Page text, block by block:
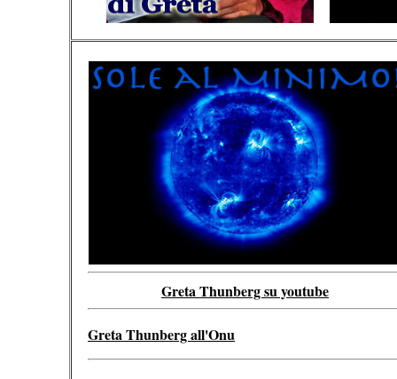
Greta Thunberg su youtube
Greta Thunberg all'Onu